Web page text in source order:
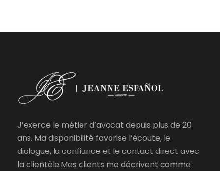
J’exerce le métier d’avocat depuis plus de 20
ans. Ma disponibilité favorise l’écoute, le
dialogue, la confiance et le contact direct avec
la clientèle.Mes clients me décrivent comme